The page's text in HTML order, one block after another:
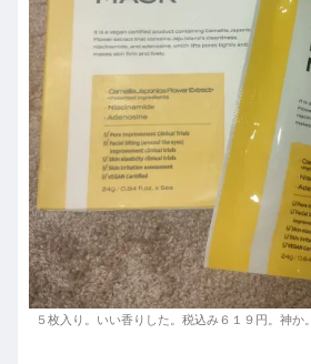
５枚入り。いい香りした。税込み６１９円。神か。